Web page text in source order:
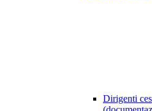
Dirigenti